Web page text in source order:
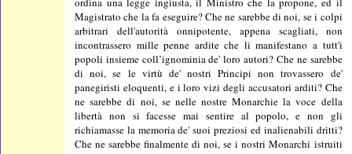
Magistrato che la fa eseguire? Che ne sarebbe di noi, se i colpi
arbitrari dell'autorità onnipotente, appena scagliati, non
incontrassero mille penne ardite che li manifestano a tutt'i
popoli insieme coll’ignominia de' loro autori? Che ne sarebbe
di noi, se le virtù de' nostri Principi non trovassero de'
panegiristi eloquenti, e i loro vizi degli accusatori arditi? Che
ne sarebbe di noi, se nelle nostre Monarchie la voce della
libertà non si facesse mai sentire al popolo, e non gli
richiamasse la memoria de' suoi preziosi ed inalienabili dritti?
Che ne sarebbe finalmente di noi, se i nostri Monarchi istruiti